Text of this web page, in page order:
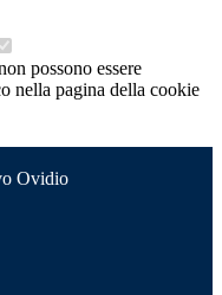
possono essere
nella pagina della cookie
Ovidio